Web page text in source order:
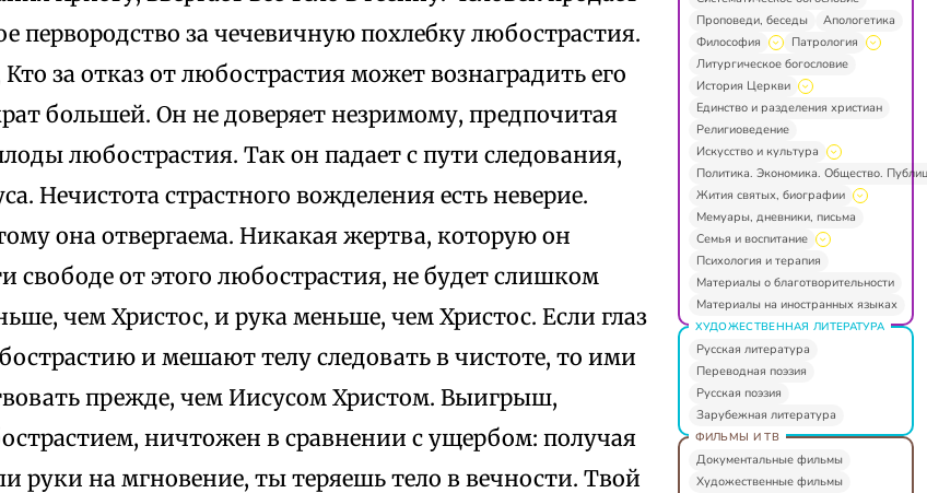
первородство за чечевичную похлебку любострастия.
за отказ от любострастия может вознаградить его
большей. Он не доверяет незримому, предпочитая
любострастия. Так он падает с пути следования,
Нечистота страстного вожделения есть неверие.
она отвергаема. Никакая жертва, которую он
свободе от этого любострастия, не будет слишком
чем Христос, и рука меньше, чем Христос. Если глаз
и мешают телу следовать в чистоте, то ими
прежде, чем Иисусом Христом. Выигрыш,
ничтожен в сравнении с ущербом: получая
руки на мгновение, ты теряешь тело в вечности. Твой
Проповеди, беседы
Апологетика
Философия
Патрология
Литургическое богословие
История Церкви
Единство и разделения христиан
Религиоведение
Искусство и культура
Политика. Экономика. Общество.
Жития святых, биографии
Мемуары, дневники, письма
Семья и воспитание
Психология и терапия
Материалы о благотворительности
Материалы на иностранных языках
ХУДОЖЕСТВЕННАЯ ЛИТЕРАТУРА
Русская литература
Переводная поэзия
Русская поэзия
Зарубежная литература
ФИЛЬМЫ И ТВ
Документальные фильмы
Художественные фильмы